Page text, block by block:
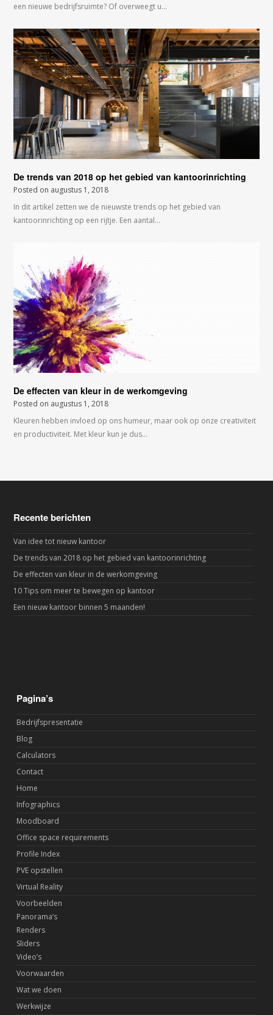
een nieuwe bedrijfsruimte? Of overweegt u…
De trends van 2018 op het gebied van kantoorinrichting
Posted on augustus 1, 2018
In dit artikel zetten we de nieuwste trends op het gebied van
kantoorinrichting op een rijtje. Een aantal…
De effecten van kleur in de werkomgeving
Posted on augustus 1, 2018
Kleuren hebben invloed op ons humeur, maar ook op onze creativiteit
en productiviteit. Met kleur kun je dus…
Recente berichten
Van idee tot nieuw kantoor
De trends van 2018 op het gebied van kantoorinrichting
De effecten van kleur in de werkomgeving
10 Tips om meer te bewegen op kantoor
Een nieuw kantoor binnen 5 maanden!
Pagina’s
Bedrijfspresentatie
Blog
Calculators
Contact
Home
Infographics
Moodboard
Office space requirements
Profile Index
PVE opstellen
Virtual Reality
Voorbeelden
Panorama’s
Renders
Sliders
Video’s
Voorwaarden
Wat we doen
Werkwijze